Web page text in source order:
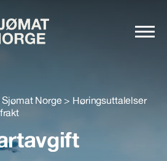
Sjømat Norge> Høringsuttalelser